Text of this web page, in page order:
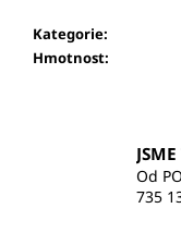
Kategorie:
Hmotnost:
Od
735
m
e